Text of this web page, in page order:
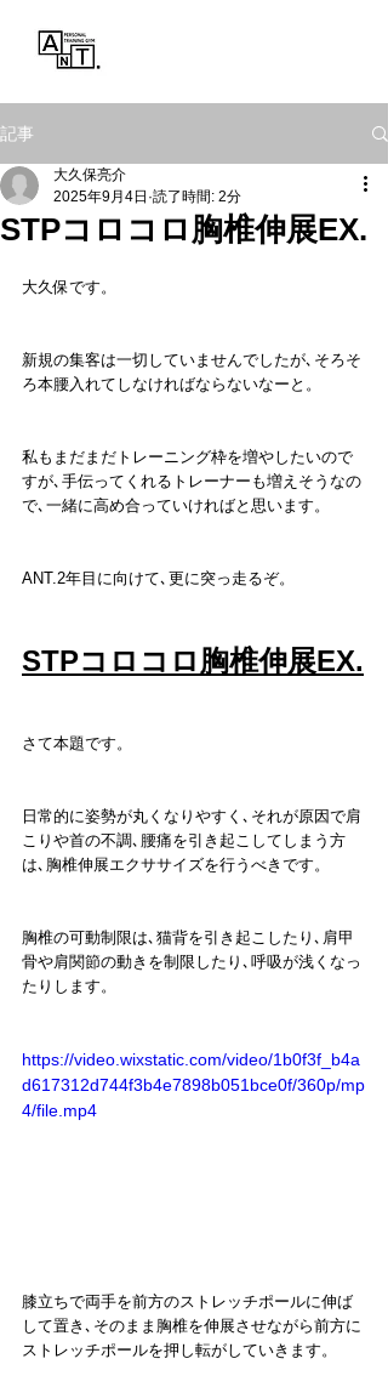
記事
STPコロコロ胸椎伸展EX.
大久保亮介
2025年9月4日 読了時間: 2分
大久保です。
新規の集客は一切していませんでしたが､そろそ
ろ本腰入れてしなければならないなーと。
私もまだまだトレーニング枠を増やしたいので
すが､手伝ってくれるトレーナーも増えそうなの
で､一緒に高め合っていければと思います。
ANT.2年目に向けて､更に突っ走るぞ。
STPコロコロ胸椎伸展EX.
さて本題です。
日常的に姿勢が丸くなりやすく､それが原因で肩
こりや首の不調､腰痛を引き起こしてしまう方
は､胸椎伸展エクササイズを行うべきです。
胸椎の可動制限は､猫背を引き起こしたり､肩甲
骨や肩関節の動きを制限したり､呼吸が浅くなっ
たりします。
https://video.wixstatic.com/video/1b0f3f_b4a
d617312d744f3b4e7898b051bce0f/360p/mp
4/file.mp4
膝立ちで両手を前方のストレッチポールに伸ば
して置き､そのまま胸椎を伸展させながら前方に
ストレッチポールを押し転がしていきます。